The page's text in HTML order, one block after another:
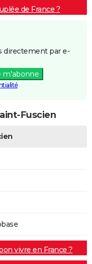
de France ?
directement par e-
m'abonne
Fuscien
vivre en France ?